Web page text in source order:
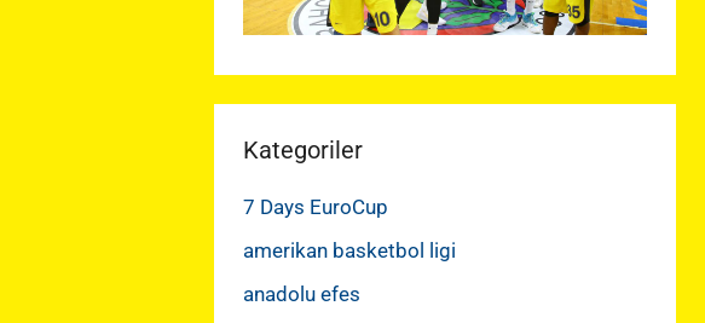
Kategoriler
7 Days EuroCup
amerikan basketbol ligi
anadolu efes